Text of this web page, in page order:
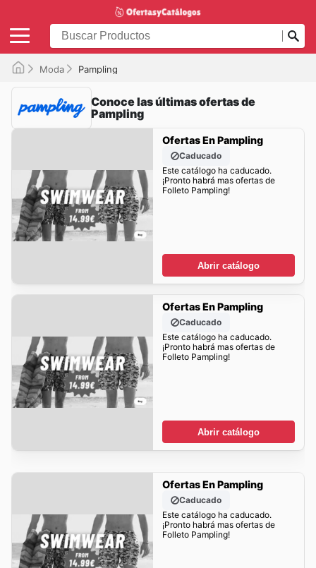
Moda Pampling
Conoce las últimas ofertas de
Pampling
Ofertas En Pampling
Caducado
Este catálogo ha caducado.
¡Pronto habrá mas ofertas de
Folleto Pampling!
Abrir catálogo
Ofertas En Pampling
Caducado
Este catálogo ha caducado.
¡Pronto habrá mas ofertas de
Folleto Pampling!
Abrir catálogo
Ofertas En Pampling
Caducado
Este catálogo ha caducado.
¡Pronto habrá mas ofertas de
Folleto Pampling!